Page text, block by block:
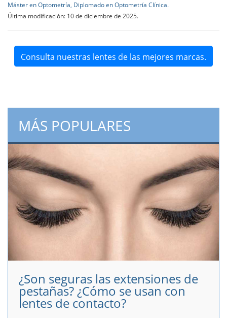
Máster en Optometría, Diplomado en Optometría Clínica.
Última modificación: 10 de diciembre de 2025.
Consulta nuestras lentes de las mejores marcas.
MÁS POPULARES
¿Son seguras las extensiones de
pestañas? ¿Cómo se usan con
lentes de contacto?